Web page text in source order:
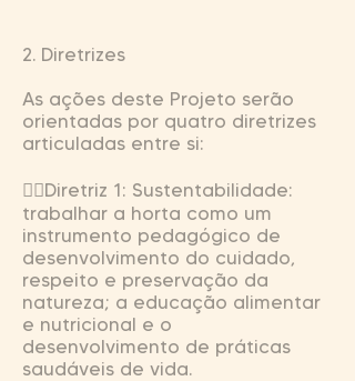
2. Diretrizes
As ações deste Projeto serão
orientadas por quatro diretrizes
articuladas entre si:
Diretriz 1: Sustentabilidade:
trabalhar a horta como um
instrumento pedagógico de
desenvolvimento do cuidado,
respeito e preservação da
natureza; a educação alimentar
e nutricional e o
desenvolvimento de práticas
saudáveis de vida.